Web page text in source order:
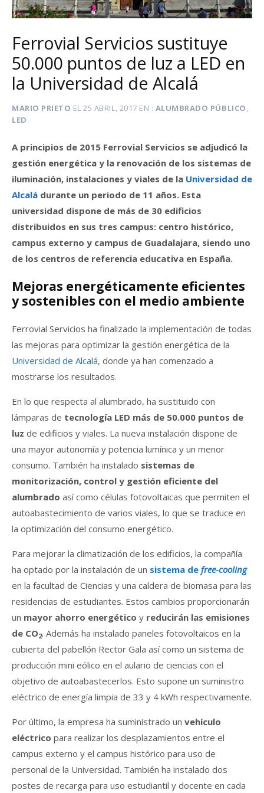
Ferrovial Servicios sustituye
50.000 puntos de luz a LED en
la Universidad de Alcalá
MARIO PRIETO EL25 ABRIL, 2017 EN ALUMBRADO PÚBLICO,
LED
A principios de 2015 Ferrovial Servicios se adjudicó la
gestión energética y la renovación de los sistemas de
iluminación, instalaciones y viales de la Universidad de
Alcalá durante un periodo de 11 años. Esta
universidad dispone de más de 30 edificios
distribuidos en sus tres campus: centro histórico,
campus externo y campus de Guadalajara, siendo uno
de los centros de referencia educativa en España.
Mejoras energéticamente eficientes
y sostenibles con el medio ambiente
Ferrovial Servicios ha finalizado la implementación de todas
las mejoras para optimizar la gestión energética de la
Universidad de Alcalá, donde ya han comenzado a
mostrarse los resultados.
En lo que respecta al alumbrado, ha sustituido con
lámparas de tecnología LED más de 50.000 puntos de
luz de edificios y viales. La nueva instalación dispone de
una mayor autonomía y potencia lumínica y un menor
consumo. También ha instalado sistemas de
monitorización, control y gestión eficiente del
alumbrado así como células fotovoltaicas que permiten el
autoabastecimiento de varios viales, lo que se traduce en
la optimización del consumo energético.
Para mejorar la climatización de los edificios, la compañía
ha optado por la instalación de un sistema de free-cooling
en la facultad de Ciencias y una caldera de biomasa para las
residencias de estudiantes. Estos cambios proporcionarán
un mayor ahorro energético y reducirán las emisiones
de CO2. Además ha instalado paneles fotovoltaicos en la
cubierta del pabellón Rector Gala así como un sistema de
producción mini eólico en el aulario de ciencias con el
objetivo de autoabastecerlos. Esto supone un suministro
eléctrico de energía limpia de 33 y 4 kWh respectivamente.
Por último, la empresa ha suministrado un vehículo
eléctrico para realizar los desplazamientos entre el
campus externo y el campus histórico para uso de
personal de la Universidad. También ha instalado dos
postes de recarga para uso estudiantil y docente en cada